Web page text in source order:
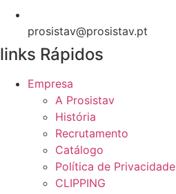
prosistav@prosistav.pt
links Rápidos
Empresa
A Prosistav
História
Recrutamento
Catálogo
Política de Privacidade
CLIPPING